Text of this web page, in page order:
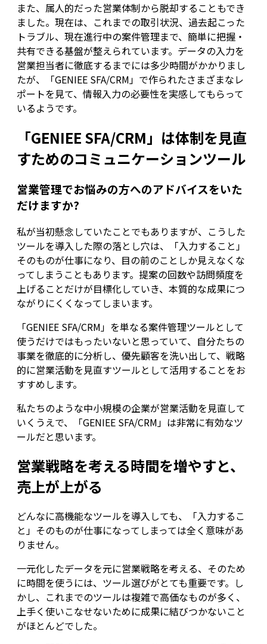
また、属人的だった営業体制から脱却することもでき
ました。現在は、これまでの取引状況、過去起こった
トラブル、現在進行中の案件管理まで、簡単に把握・
共有できる基盤が整えられています。データの入力を
営業担当者に徹底するまでには多少時間がかかりまし
たが、「GENIEE SFA/CRM」で作られたさまざまなレ
ポートを見て、情報入力の必要性を実感してもらって
いるようです。
「GENIEE SFA/CRM」は体制を見直
すためのコミュニケーションツール
営業管理でお悩みの方へのアドバイスをいた
だけますか?
私が当初懸念していたことでもありますが、こうした
ツールを導入した際の落とし穴は、「入力すること」
そのものが仕事になり、目の前のことしか見えなくな
ってしまうこともあります。提案の回数や訪問頻度を
上げることだけが目標化していき、本質的な成果につ
ながりにくくなってしまいます。
「GENIEE SFA/CRM」を単なる案件管理ツールとして
使うだけではもったいないと思っていて、自分たちの
事業を徹底的に分析し、優先顧客を洗い出して、戦略
的に営業活動を見直すツールとして活用することをお
すすめします。
私たちのような中小規模の企業が営業活動を見直して
いくうえで、「GENIEE SFA/CRM」は非常に有効なツ
ールだと思います。
営業戦略を考える時間を増やすと、
売上が上がる
どんなに高機能なツールを導入しても、「入力するこ
と」そのものが仕事になってしまっては全く意味があ
りません。
一元化したデータを元に営業戦略を考える、そのため
に時間を使うには、ツール選びがとても重要です。し
かし、これまでのツールは複雑で高価なものが多く、
上手く使いこなせないために成果に結びつかないこと
がほとんどでした。